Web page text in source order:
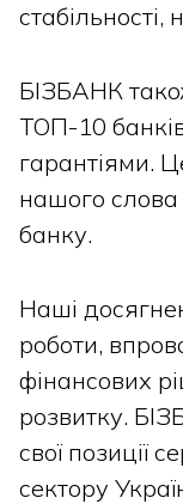
стабільності,
БІЗБАНК
ТОП-10
гарантіями.
нашого слова
банку.
Наші
роботи,
фінансових
розвитку.
свої позиції
сектору